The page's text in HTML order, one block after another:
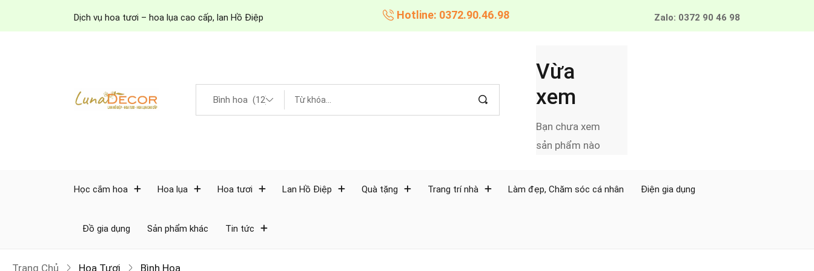
Dịch vụ hoa tươi – hoa lụa cao cấp, lan Hồ Điệp Hotline: 0372.90.46.98 Zalo: 0372 90 46 98
Vừa
xem
Bạn chưa xem
sản phẩm nào
Học cắm hoa Hoa lụa Hoa tươi Lan Hồ Điệp Quà tặng Trang trí nhà Làm đẹp, Chăm sóc cá nhân Điện gia dụng
Đồ gia dụng Sản phẩm khác Tin tức
Trang Chủ Hoa Tươi Bình Hoa